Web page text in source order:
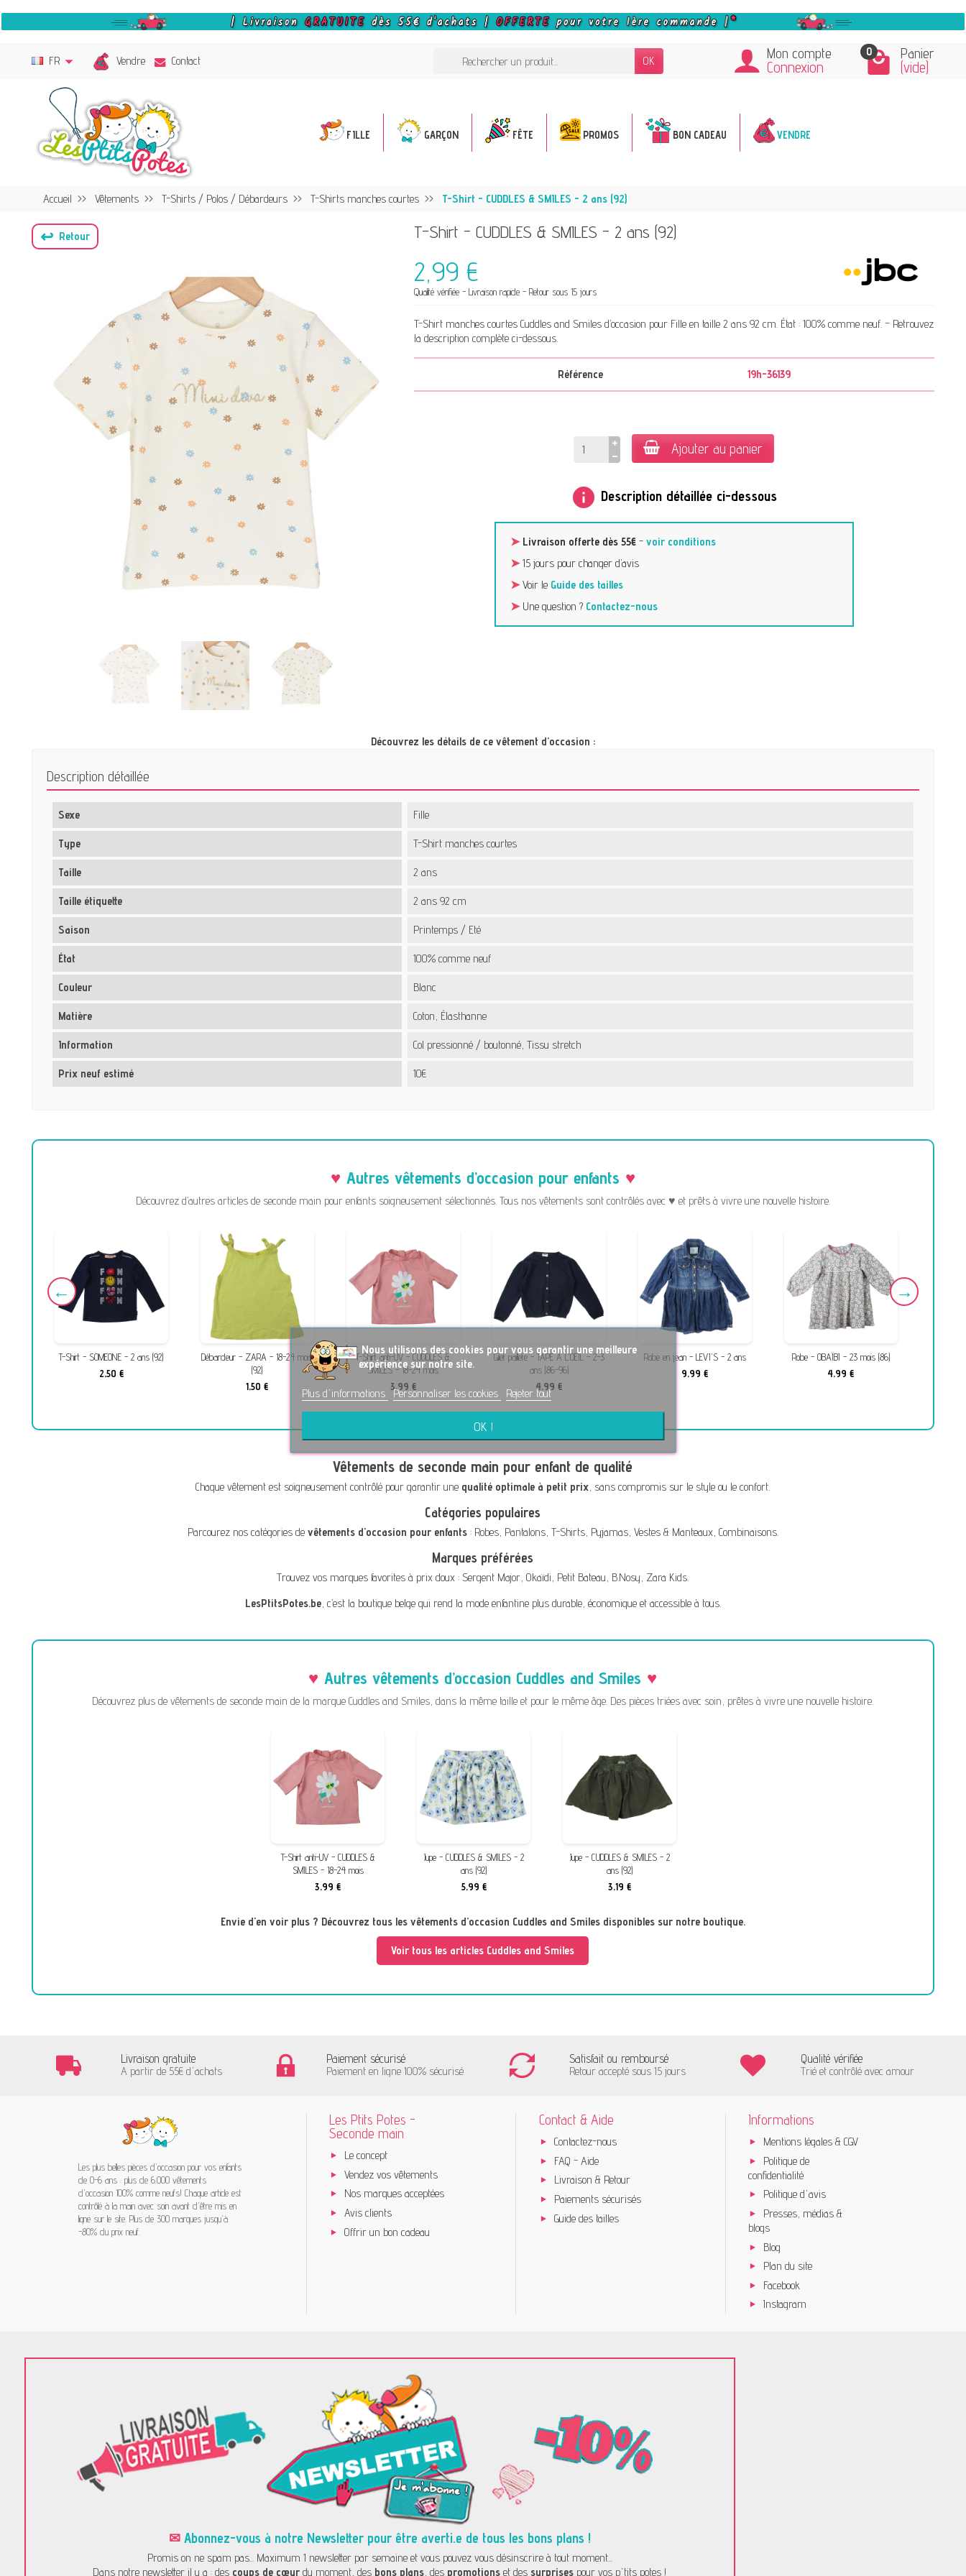
FR Vendre Contact OK Mon compte
Connexion
0 Panier
(vide)
FILLE GARÇON FÊTE PROMOS BON CADEAU VENDRE
Accueil Vêtements T-Shirts / Polos / Débardeurs T-Shirts manches courtes T-Shirt - CUDDLES & SMILES - 2 ans (92)
↩ Retour T-Shirt - CUDDLES & SMILES - 2 ans (92)
2,99 €
Qualité vérifiée - Livraison rapide - Retour sous 15 jours
T-Shirt manches courtes Cuddles and Smiles d’occasion pour Fille en taille 2 ans 92 cm. État : 100% comme neuf. – Retrouvez
la description complète ci-dessous.
Référence 19h-36139
Ajouter au panier
info Description détaillée ci-dessous
➤ Livraison offerte dès 55€- voir conditions
➤15 jours pour changer d’avis
➤Voir le Guide des tailles
➤Une question ? Contactez-nous
Découvrez les détails de ce vêtement d’occasion :
Description détaillée
Sexe Fille
Type T-Shirt manches courtes
Taille 2 ans
Taille étiquette 2 ans 92 cm
Saison Printemps / Eté
État 100% comme neuf
Couleur Blanc
Matière Coton, Élasthanne
Information Col pressionné / boutonné, Tissu stretch
Prix neuf estimé 10€
Autres vêtements d’occasion pour enfants
Découvrez d’autres articles de seconde main pour enfants soigneusement sélectionnés. Tous nos vêtements sont contrôlés avec ♥ et prêts à vivre une nouvelle histoire.
T-Shirt - SOMEONE - 2 ans (92)
2,50 €
Débardeur - ZARA - 18-24 mois
(92)
1,50 €
T-Shirt anti-UV - CUDDLES &
SMILES - 18-24 mois
3,99 €
Gilet pailleté - TAPE A L'OEIL - 2-3
ans (86-96)
4,99 €
Robe en jean - LEVI'S - 2 ans
9,99 €
Robe - OBAÏBI - 23 mois (86)
4,99 €
Vêtements de seconde main pour enfant de qualité
Chaque vêtement est soigneusement contrôlé pour garantir une qualité optimale à petit prix, sans compromis sur le style ou le confort.
Catégories populaires
Parcourez nos catégories de vêtements d'occasion pour enfants: Robes, Pantalons, T-Shirts, Pyjamas, Vestes & Manteaux, Combinaisons.
Marques préférées
Trouvez vos marques favorites à prix doux :Sergent Major,Okaïdi, Petit Bateau, B.Nosy, Zara Kids.
LesPtitsPotes.be, c’est la boutique belge qui rend la mode enfantine plus durable, économique et accessible à tous.
Autres vêtements d’occasion Cuddles and Smiles
Découvrez plus de vêtements de seconde main de la marque Cuddles and Smiles, dans la même taille et pour le même âge. Des pièces triées avec soin, prêtes à vivre une nouvelle histoire.
T-Shirt anti-UV - CUDDLES &
SMILES - 18-24 mois
3,99 €
Jupe - CUDDLES & SMILES - 2
ans (92)
5,99 €
Jupe - CUDDLES & SMILES - 2
ans (92)
3,19 €
Envie d'en voir plus ? Découvrez tous les vêtements d’occasion Cuddles and Smiles disponibles sur notre boutique.
Voir tous les articles Cuddles and Smiles
Livraison gratuite
A partir de 55€ d'achats
Paiement sécurisé
Paiement en ligne 100% sécurisé
Satisfait ou remboursé
Retour accepté sous 15 jours
Qualité vérifiée
Trié et contrôlé avec amour
Les plus belles pièces d'occasion pour vos enfants
de 0-6 ans : plus de 6.000 vêtements
d'occasion 100% comme neufs! Chaque article est
contrôlé à la main avec soin avant d'être mis en
ligne sur le site. Plus de 300 marques jusqu'à
-80% du prix neuf.
Les Ptits Potes -
Seconde main
Le concept
Vendez vos vêtements
Nos marques acceptées
Avis clients
Offrir un bon cadeau
Contact & Aide
Contactez-nous
FAQ - Aide
Livraison & Retour
Paiements sécurisés
Guide des tailles
Informations
Mentions légales & CGV
Politique de
confidentialité
Politique d'avis
Presses, médias &
blogs
Blog
Plan du site
Facebook
Instagram
Nous utilisons des cookies pour vous garantir une meilleure
expérience sur notre site.
Plus d'informations Personnaliser les cookies Rejeter tout
OK !
✉ Abonnez-vous à notre Newsletter pour être averti.e de tous les bons plans !
Promis on ne spam pas... Maximum 1 newsletter par semaine et vous pouvez vous désinscrire à tout moment...
Dans notre newsletter il y a : des coups de cœur du moment, des bons plans, des promotions et dessurprises pour vos p'tits potes !